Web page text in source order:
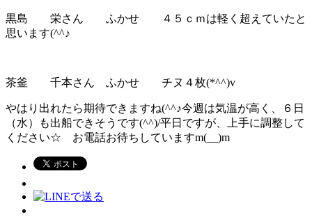
黒島 栄さん ふかせ ４５ｃｍは軽く超えていたと
思います(^^♪
茶釜 千本さん ふかせ チヌ４枚(*^^)v
やはり出れたら期待できますね(^^♪今週は気温が高く、６日
（水）も出船できそうです(^^)/平日ですが、上手に調整して
ください☆ お電話お待ちしていますm(__)m